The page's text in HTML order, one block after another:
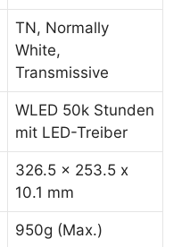
TN, Normally
White,
Transmissive
WLED 50k Stunden
mit LED-Treiber
326.5 x 253.5 x
10.1 mm
950g (Max.)